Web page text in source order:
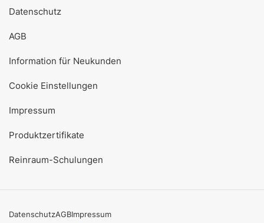
Datenschutz
AGB
Information für Neukunden
Cookie Einstellungen
Impressum
Produktzertifikate
Reinraum-Schulungen
DatenschutzAGBImpressum